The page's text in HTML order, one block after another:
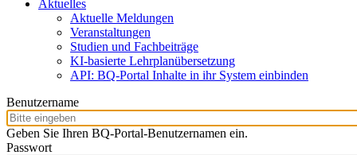
Aktuelles
Aktuelle Meldungen
Veranstaltungen
Studien und Fachbeiträge
KI-basierte Lehrplanübersetzung
API: BQ-Portal Inhalte in ihr System einbinden
Benutzername
Geben Sie Ihren BQ-Portal-Benutzernamen ein.
Passwort